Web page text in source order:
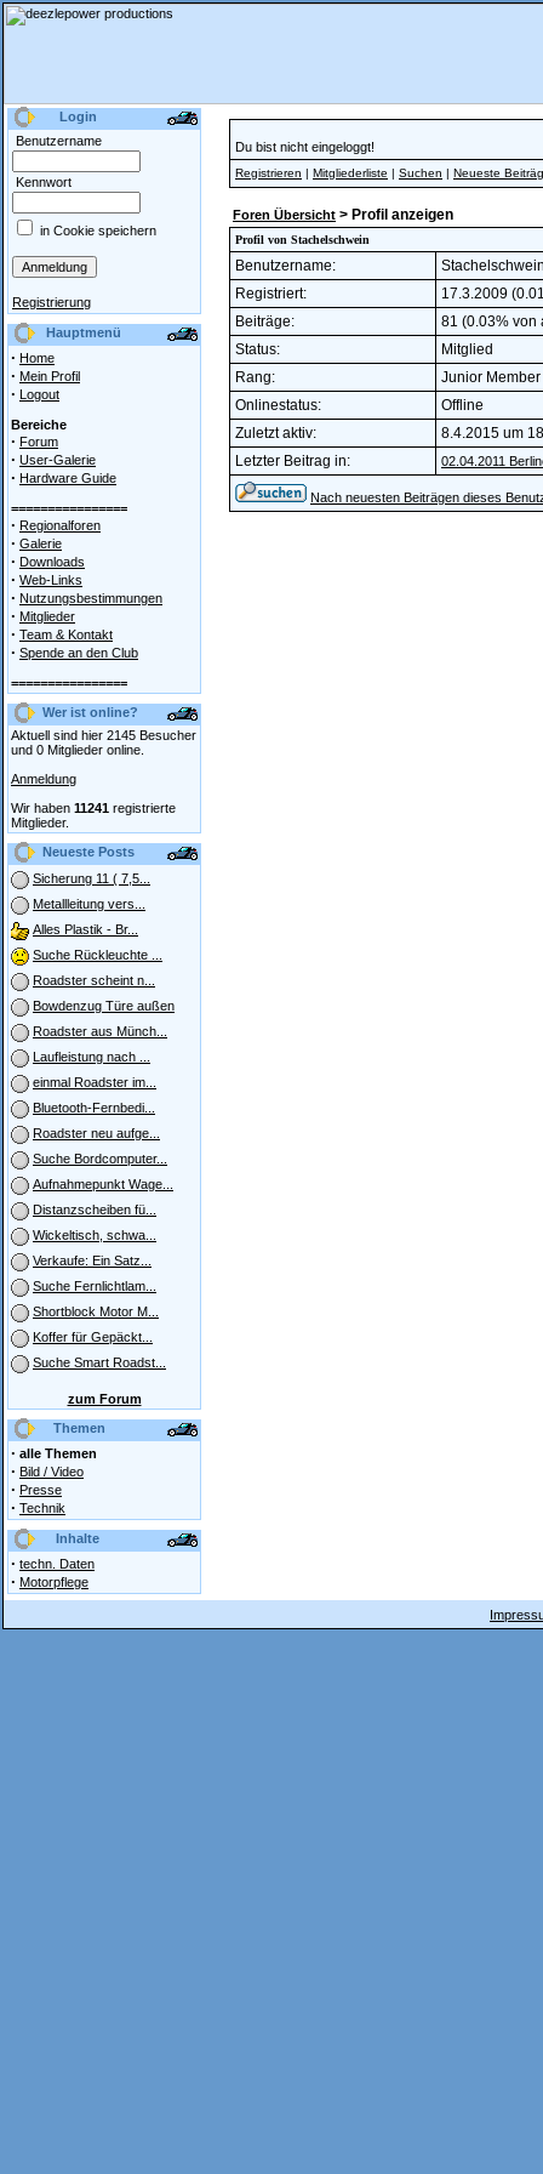
Login
Benutzername
Kennwort
in Cookie speichern
Registrierung
Hauptmenü
· Home
· Mein Profil
· Logout
Bereiche
· Forum
· User-Galerie
· Hardware Guide
================
· Regionalforen
· Galerie
· Downloads
· Web-Links
· Nutzungsbestimmungen
· Mitglieder
· Team & Kontakt
· Spende an den Club
================
Wer ist online?
Aktuell sind hier 2145 Besucher
und 0 Mitglieder online.
Anmeldung
Wir haben 11241 registrierte
Mitglieder.
Neueste Posts
Sicherung 11 ( 7,5...
Metallleitung vers...
Alles Plastik - Br...
Suche Rückleuchte ...
Roadster scheint n...
Bowdenzug Türe außen
Roadster aus Münch...
Laufleistung nach ...
einmal Roadster im...
Bluetooth-Fernbedi...
Roadster neu aufge...
Suche Bordcomputer...
Aufnahmepunkt Wage...
Distanzscheiben fü...
Wickeltisch, schwa...
Verkaufe: Ein Satz...
Suche Fernlichtlam...
Shortblock Motor M...
Koffer für Gepäckt...
Suche Smart Roadst...
zum Forum
Themen
· alle Themen
· Bild / Video
· Presse
· Technik
Inhalte
· techn. Daten
· Motorpflege
Du bist nicht eingeloggt!
Registrieren | Mitgliederliste | Suchen | Neueste
Foren Übersicht > Profil anzeigen
Profil von Stachelschwein
Benutzername:
Registriert:
17.3.2009
Beiträge:
81 (0.03% von
Status:
Mitglied
Rang:
Junior Member
Onlinestatus:
Offline
Zuletzt aktiv:
8.4.2015 um
Letzter Beitrag in:
02.04.2011
Nach neuesten Beiträgen dieses